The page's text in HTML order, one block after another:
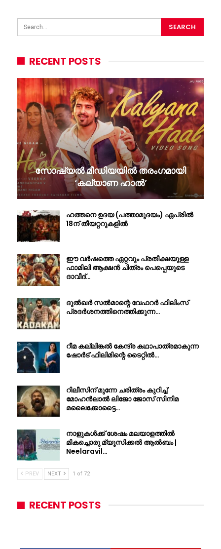
RECENT POSTS
സോഷ്യൽ മീഡിയയിൽ തരംഗമായി
‘കല്യാണ ഹാൽ’
ഹത്തനെ ഉദയ (പത്താമുദയം) ഏപ്രിൽ
18ന് തീയറ്ററുകളിൽ
ഈ വർഷത്തെ ഏറ്റവും പ്രതീക്ഷയുള്ള
ഫാമിലി ആക്ഷൻ ചിത്രം പെപ്പെയുടെ
ദാവീദ്…
ദുൽഖർ സൽമാന്റെ വേഫറർ ഫിലിംസ്
പ്രദർശനത്തിനെത്തിക്കുന്ന…
റീമ കല്ലിങ്കൽ കേന്ദ്ര കഥാപാത്രമാകുന്ന
ഷോർട് ഫിലിമിന്റെ ടൈറ്റിൽ…
റിലീസിന് മുന്നേ ചരിത്രം കുറിച്ച്
മോഹൻലാൽ ലിജോ ജോസ് സിനിമ
മലൈക്കോട്ടൈ…
നാളുകൾക്ക് ശേഷം മലയാളത്തിൽ
മികച്ചൊരു മ്യൂസിക്കൽ ആൽബം |
Neelaravil…
PREV NEXT 1 of 72
RECENT POSTS